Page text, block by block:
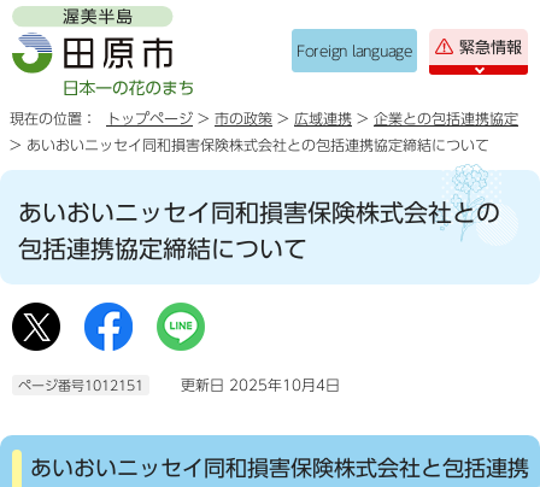
Foreign language 緊急情報
現在の位置： トップページ > 市の政策 > 広域連携 > 企業との包括連携協定
> あいおいニッセイ同和損害保険株式会社との包括連携協定締結について
あいおいニッセイ同和損害保険株式会社との
包括連携協定締結について
ページ番号1012151 更新日 2025年10月4日
あいおいニッセイ同和損害保険株式会社と包括連携